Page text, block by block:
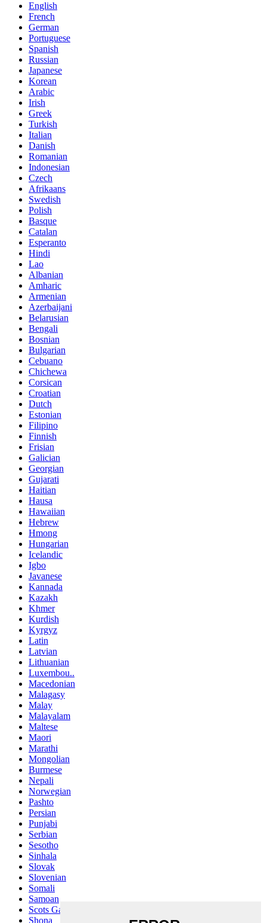
English
French
German
Portuguese
Spanish
Russian
Japanese
Korean
Arabic
Irish
Greek
Turkish
Italian
Danish
Romanian
Indonesian
Czech
Afrikaans
Swedish
Polish
Basque
Catalan
Esperanto
Hindi
Lao
Albanian
Amharic
Armenian
Azerbaijani
Belarusian
Bengali
Bosnian
Bulgarian
Cebuano
Chichewa
Corsican
Croatian
Dutch
Estonian
Filipino
Finnish
Frisian
Galician
Georgian
Gujarati
Haitian
Hausa
Hawaiian
Hebrew
Hmong
Hungarian
Icelandic
Igbo
Javanese
Kannada
Kazakh
Khmer
Kurdish
Kyrgyz
Latin
Latvian
Lithuanian
Luxembou..
Macedonian
Malagasy
Malay
Malayalam
Maltese
Maori
Marathi
Mongolian
Burmese
Nepali
Norwegian
Pashto
Persian
Punjabi
Serbian
Sesotho
Sinhala
Slovak
Slovenian
Somali
Samoan
Scots Gaelic
Shona